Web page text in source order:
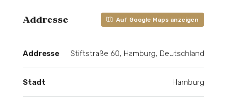
Addresse Auf Google Maps anzeigen
Addresse Stiftstraße 60, Hamburg, Deutschland
Stadt Hamburg